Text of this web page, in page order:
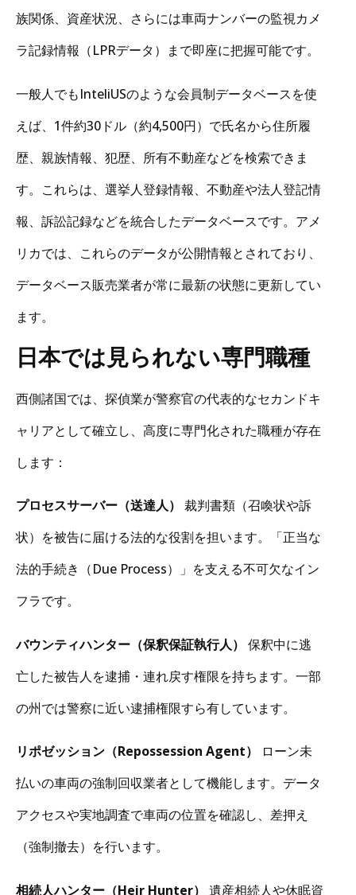
族関係、資産状況、さらには車両ナンバーの監視カメ
ラ記録情報（LPRデータ）まで即座に把握可能です。
一般人でもInteliUSのような会員制データベースを使
えば、1件約30ドル（約4,500円）で氏名から住所履
歴、親族情報、犯歴、所有不動産などを検索できま
す。これらは、選挙人登録情報、不動産や法人登記情
報、訴訟記録などを統合したデータベースです。アメ
リカでは、これらのデータが公開情報とされており、
データベース販売業者が常に最新の状態に更新してい
ます。
日本では見られない専門職種
西側諸国では、探偵業が警察官の代表的なセカンドキ
ャリアとして確立し、高度に専門化された職種が存在
します：
プロセスサーバー（送達人） 裁判書類（召喚状や訴
状）を被告に届ける法的な役割を担います。「正当な
法的手続き（Due Process）」を支える不可欠なイン
フラです。
バウンティハンター（保釈保証執行人） 保釈中に逃
亡した被告人を逮捕・連れ戻す権限を持ちます。一部
の州では警察に近い逮捕権限すら有しています。
リポゼッション（Repossession Agent）
ローン未
払いの車両の強制回収業者として機能します。データ
アクセスや実地調査で車両の位置を確認し、差押え
（強制撤去）を行います。
相続人ハンター（Heir Hunter） 遺産相続人や休眠資